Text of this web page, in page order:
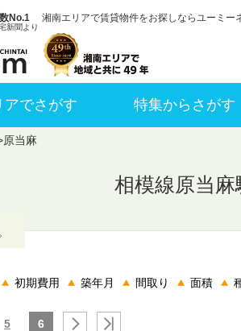
No.1 湘南エリアで賃貸物件をお探しならユーミー
新聞より
アでさがす 特集からさがす
原当麻
相模線原当麻
5 6
初期費用 築年月 間取り 面積